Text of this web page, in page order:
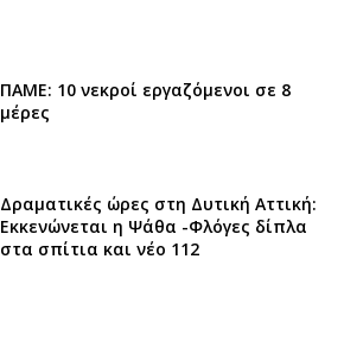
ΠΑΜΕ: 10 νεκροί εργαζόμενοι σε 8
μέρες
Δραματικές ώρες στη Δυτική Αττική:
Εκκενώνεται η Ψάθα -Φλόγες δίπλα
στα σπίτια και νέο 112